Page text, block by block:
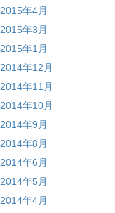
2015年4月
2015年3月
2015年1月
2014年12月
2014年11月
2014年10月
2014年9月
2014年8月
2014年6月
2014年5月
2014年4月